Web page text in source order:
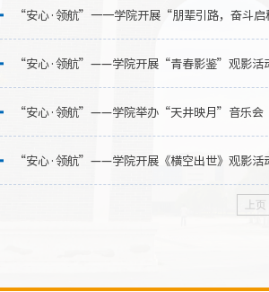
“安心·领航”一一学院开展“朋辈引路，奋斗
“安心·领航”——学院开展“青春影鉴”观影活
“安心·领航”——学院举办“天井映月”音乐会
“安心·领航”——学院开展《横空出世》观影活
上页